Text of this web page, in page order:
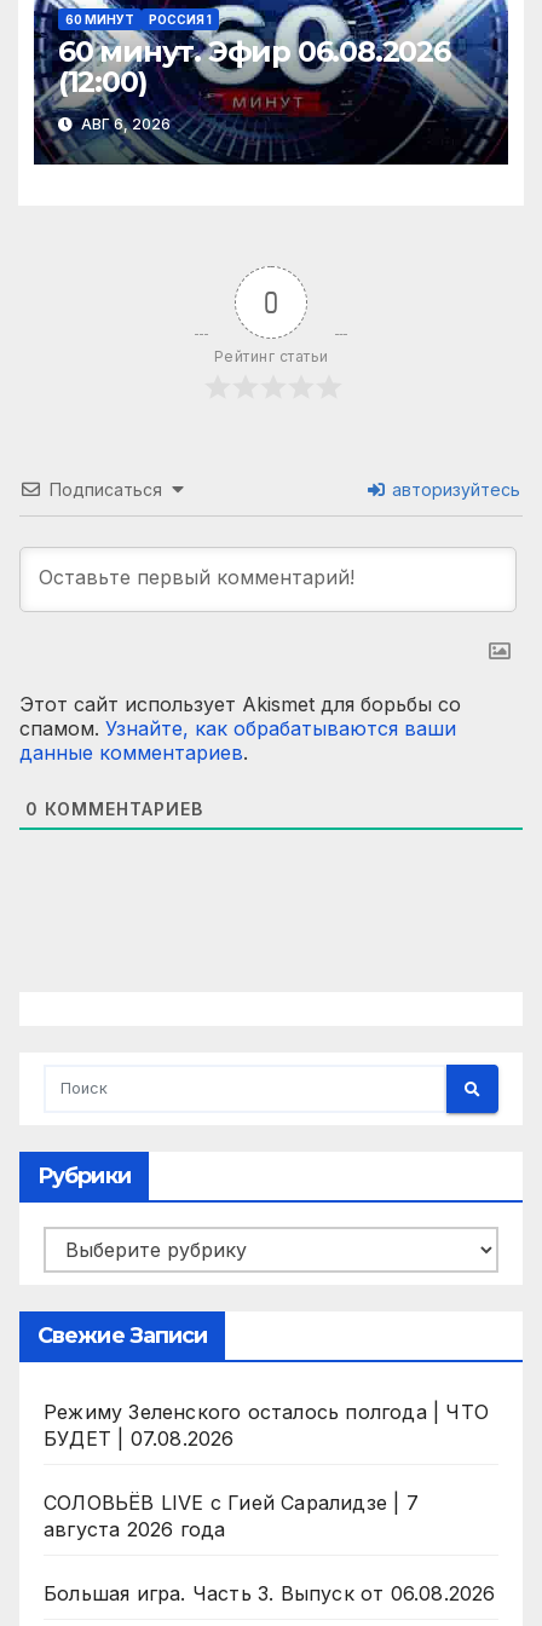
60 МИНУТ РОССИЯ 1
60 минут. Эфир 06.08.2026
(12:00)
АВГ 6, 2026
0
Рейтинг статьи
Подписаться авторизуйтесь
Этот сайт использует Akismet для борьбы со
спамом. Узнайте, как обрабатываются ваши
данные комментариев.
0 КОММЕНТАРИЕВ
Рубрики
Рубрики
Свежие Записи
Режиму Зеленского осталось полгода | ЧТО
БУДЕТ | 07.08.2026
СОЛОВЬЁВ LIVE с Гией Саралидзе | 7
августа 2026 года
Большая игра. Часть 3. Выпуск от 06.08.2026